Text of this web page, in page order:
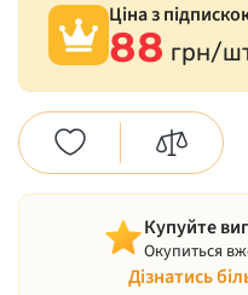
Ціна з
88 грн/
Купуйте
Окупиться
Дізнатись